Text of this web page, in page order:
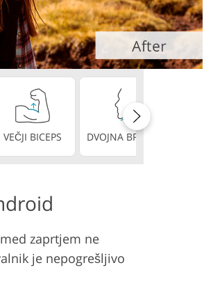
VEČJI BICEPS DVOJNA BRADA
zaprtjem ne
je nepogrešljivo